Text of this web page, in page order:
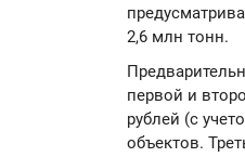
2,6 млн тонн.
первой и
рублей (с
объектов.